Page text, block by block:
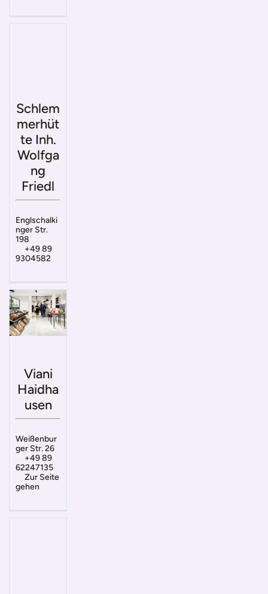
Schlem
merhüt
te Inh.
Wolfga
ng
Friedl
Englschalki
nger Str.
198
+49 89
9304582
Viani
Haidha
usen
Weißenbur
ger Str. 26
+49 89
62247135
Zur Seite
gehen